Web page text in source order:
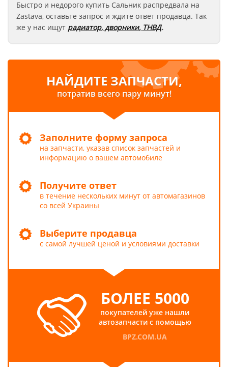
Быстро и недорого купить Сальник распредвала на
Zastava, оставьте запрос и ждите ответ продавца. Так
же у нас ищут радиатор,дворники, ТНВД.
НАЙДИТЕ ЗАПЧАСТИ,
потратив всего пару минут!
Заполните форму запроса
на запчасти, указав список запчастей и
информацию о вашем автомобиле
Получите ответ
в течение нескольких минут от автомагазинов
со всей Украины
Выберите продавца
с самой лучшей ценой и условиями доставки
БОЛЕЕ 5000
покупателей уже нашли
автозапчасти с помощью
BPZ.COM.UA